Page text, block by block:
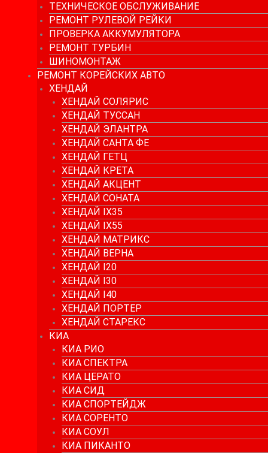
ТЕХНИЧЕСКОЕ ОБСЛУЖИВАНИЕ
РЕМОНТ РУЛЕВОЙ РЕЙКИ
ПРОВЕРКА АККУМУЛЯТОРА
РЕМОНТ ТУРБИН
ШИНОМОНТАЖ
РЕМОНТ КОРЕЙСКИХ АВТО
ХЕНДАЙ
ХЕНДАЙ СОЛЯРИС
ХЕНДАЙ ТУССАН
ХЕНДАЙ ЭЛАНТРА
ХЕНДАЙ САНТА ФЕ
ХЕНДАЙ ГЕТЦ
ХЕНДАЙ КРЕТА
ХЕНДАЙ АКЦЕНТ
ХЕНДАЙ СОНАТА
ХЕНДАЙ IX35
ХЕНДАЙ IX55
ХЕНДАЙ МАТРИКС
ХЕНДАЙ ВЕРНА
ХЕНДАЙ I20
ХЕНДАЙ I30
ХЕНДАЙ I40
ХЕНДАЙ ПОРТЕР
ХЕНДАЙ СТАРЕКС
КИА
КИА РИО
КИА СПЕКТРА
КИА ЦЕРАТО
КИА СИД
КИА СПОРТЕЙДЖ
КИА СОРЕНТО
КИА СОУЛ
КИА ПИКАНТО